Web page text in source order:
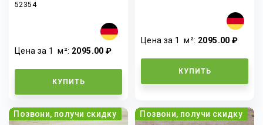
52354
Цена за 1м²: 2095.00 ₽
КУПИТЬ
Цена за 1м²: 2095.00 ₽
КУПИТЬ
Позвони, получи скидку Позвони, получи скидку